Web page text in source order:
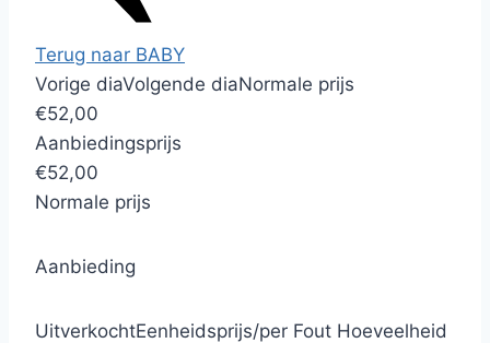
Terug naar BABY
Vorige diaVolgende diaNormale prijs
€52,00
Aanbiedingsprijs
€52,00
Normale prijs
Aanbieding
UitverkochtEenheidsprijs/per Fout Hoeveelheid